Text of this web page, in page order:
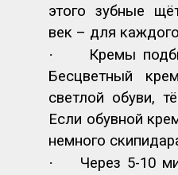
этого зубные
век – для
·
Кремы
Бесцветный
светлой обуви,
Если обувной
немного
·
Через 5-10